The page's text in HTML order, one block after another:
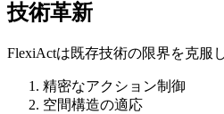
技術革新
FlexiActは既存技術の限界を克服
精密なアクション制御
空間構造の適応